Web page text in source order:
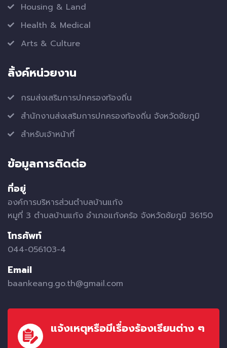
Housing & Land
Health & Medical
Arts & Culture
ลิ้งค์หน่วยงาน
กรมส่งเสริมการปกครองท้องถิ่น
สำนักงานส่งเสริมการปกครองท้องถิ่น จังหวัดชัยภูมิ
สำหรับเจ้าหน้าที่
ข้อมูลการติดต่อ
ที่อยู่
องค์การบริหารส่วนตำบลบ้านแก้ง
หมูที่ 3 ตำบลบ้านแก้ง อำเภอแก้งคร้อ จังหวัดชัยภูมิ 36150
โทรศัพท์
044-056103-4
Email
baankeang.go.th@gmail.com
แจ้งเหตุหรือมีเรื่องร้องเรียนต่าง ๆ